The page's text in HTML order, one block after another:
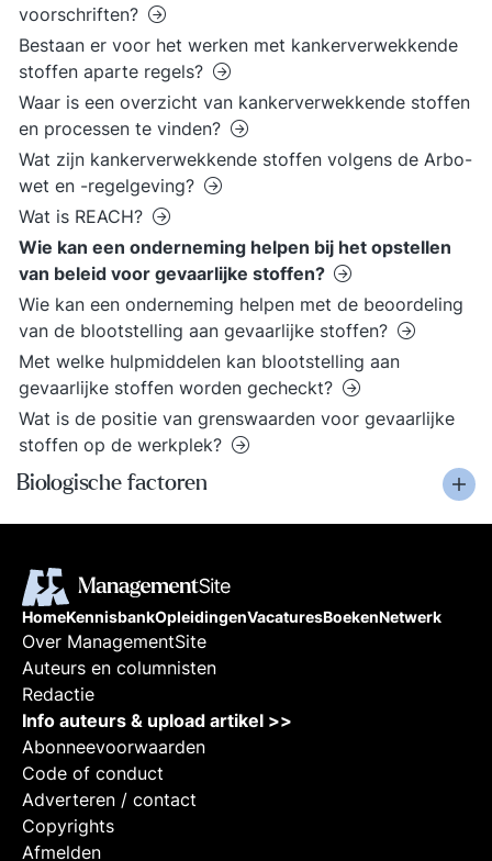
voorschriften?
Bestaan er voor het werken met kankerverwekkende
stoffen aparte regels?
Waar is een overzicht van kankerverwekkende stoffen
en processen te vinden?
Wat zijn kankerverwekkende stoffen volgens de Arbo-
wet en -regelgeving?
Wat is REACH?
Wie kan een onderneming helpen bij het opstellen
van beleid voor gevaarlijke stoffen?
Wie kan een onderneming helpen met de beoordeling
van de blootstelling aan gevaarlijke stoffen?
Met welke hulpmiddelen kan blootstelling aan
gevaarlijke stoffen worden gecheckt?
Wat is de positie van grenswaarden voor gevaarlijke
stoffen op de werkplek?
Biologische factoren
HomeKennisbankOpleidingenVacaturesBoekenNetwerk
Over ManagementSite
Auteurs en columnisten
Redactie
Info auteurs & upload artikel >>
Abonneevoorwaarden
Code of conduct
Adverteren / contact
Copyrights
Afmelden